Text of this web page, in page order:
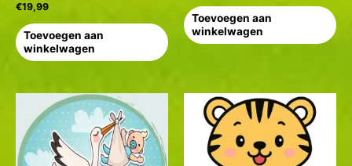
€19,99
Toevoegen aan
winkelwagen
Toevoegen aan
winkelwagen